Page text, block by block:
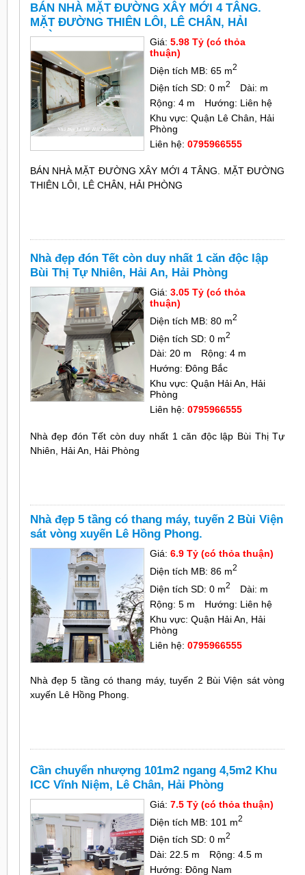
BÁN NHÀ MẶT ĐƯỜNG XÂY MỚI 4 TÂNG.
MẶT ĐƯỜNG THIÊN LÔI, LÊ CHÂN, HẢI
PHÒNG
Giá: 5.98 Tỷ (có thỏa
thuận)
Diện tích MB: 65 m2
Diện tích SD: 0 m2
Dài: m
Rộng: 4 m
Hướng: Liên hệ
Khu vực: Quận Lê Chân, Hải
Phòng
Liên hệ: 0795966555
BÁN NHÀ MẶT ĐƯỜNG XÂY MỚI 4 TÂNG. MẶT ĐƯỜNG
THIÊN LÔI, LÊ CHÂN, HẢI PHÒNG
Nhà đẹp đón Tết còn duy nhất 1 căn độc lập
Bùi Thị Tự Nhiên, Hải An, Hải Phòng
Giá: 3.05 Tỷ (có thỏa
thuận)
Diện tích MB: 80 m2
Diện tích SD: 0 m2
Dài: 20 m
Rộng: 4 m
Hướng: Đông Bắc
Khu vực: Quận Hải An, Hải
Phòng
Liên hệ: 0795966555
Nhà đẹp đón Tết còn duy nhất 1 căn độc lập Bùi Thị Tự
Nhiên, Hải An, Hải Phòng
Nhà đẹp 5 tầng có thang máy, tuyến 2 Bùi Viện
sát vòng xuyến Lê Hồng Phong.
Giá: 6.9 Tỷ (có thỏa thuận)
Diện tích MB: 86 m2
Diện tích SD: 0 m2
Dài: m
Rộng: 5 m
Hướng: Liên hệ
Khu vực: Quận Hải An, Hải
Phòng
Liên hệ: 0795966555
Nhà đẹp 5 tầng có thang máy, tuyến 2 Bùi Viện sát vòng
xuyến Lê Hồng Phong.
Cần chuyển nhượng 101m2 ngang 4,5m2 Khu
ICC Vĩnh Niệm, Lê Chân, Hải Phòng
Giá: 7.5 Tỷ (có thỏa thuận)
Diện tích MB: 101 m2
Diện tích SD: 0 m2
Dài: 22.5 m
Rộng: 4.5 m
Hướng: Đông Nam